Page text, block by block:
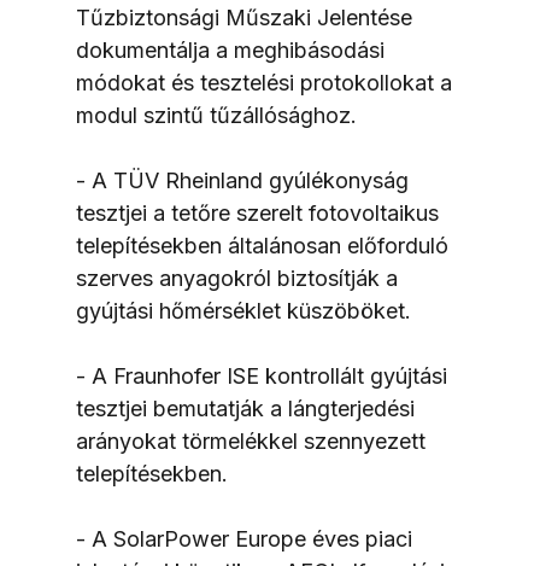
Tűzbiztonsági Műszaki Jelentése
dokumentálja a meghibásodási
módokat és tesztelési protokollokat a
modul szintű tűzállósághoz.
- A TÜV Rheinland gyúlékonyság
tesztjei a tetőre szerelt fotovoltaikus
telepítésekben általánosan előforduló
szerves anyagokról biztosítják a
gyújtási hőmérséklet küszöböket.
- A Fraunhofer ISE kontrollált gyújtási
tesztjei bemutatják a lángterjedési
arányokat törmelékkel szennyezett
telepítésekben.
- A SolarPower Europe éves piaci